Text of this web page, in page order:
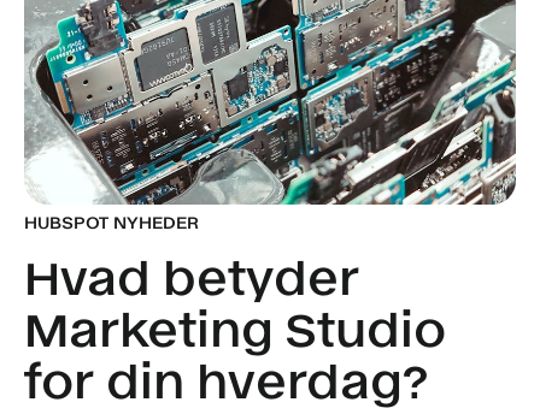
HUBSPOT NYHEDER
Hvad betyder
Marketing Studio
for din hverdag?